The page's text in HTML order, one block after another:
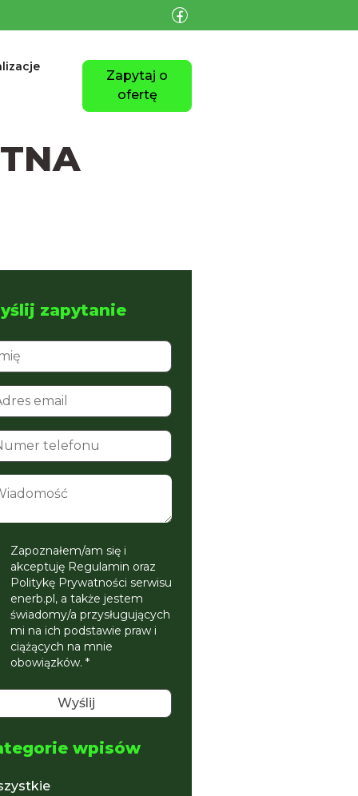
Zapytaj o
ofertę
zapytanie
Zapoznałem/am się i
akceptuję Regulamin oraz
Politykę Prywatności serwisu
enerb.pl, a także jestem
świadomy/a przysługujących
mi na ich podstawie praw i
ciążących na mnie
obowiązków. *
wpisów